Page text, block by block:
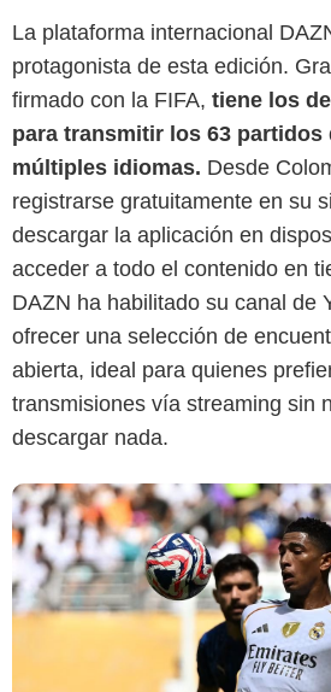
La plataforma internacional
protagonista de esta edición.
firmado con la FIFA, tiene los
para transmitir los 63 partidos
múltiples idiomas. Desde
registrarse gratuitamente en su
descargar la aplicación en
acceder a todo el contenido en
DAZN ha habilitado su canal de
ofrecer una selección de
abierta, ideal para quienes
transmisiones vía streaming sin
descargar nada.
DAZN